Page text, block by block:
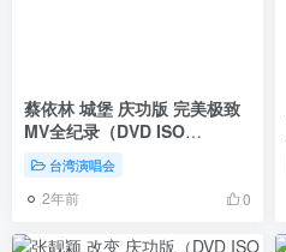
蔡依林 城堡 庆功版 完美极致
MV全纪录（DVD ISO
2.14G）
台湾演唱会
2年前 0